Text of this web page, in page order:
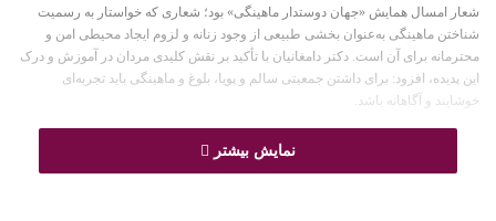
شعار امسال همایش «جهان دوستدار ماهینگی» بود؛ شعاری که خواستار به رسمیت
شناختن ماهینگی به‌عنوان بخشی طبیعی از وجود زنانه و لزوم ایجاد محیطی امن و
محترمانه برای آن است. دکتر دامغانیان با تأکید بر نقش کلیدی مردان در آموزش و درک
این پدیده، افزود: برای داشتن جمعیتی سالم و پویا، بلوغ و ماهینگی باید تجربه‌ای
خوشایند و آگاهانه باشد.
نمایش بیشتر